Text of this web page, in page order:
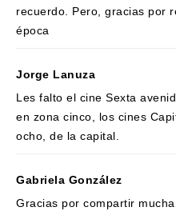
recuerdo. Pero, gracias por
época
Jorge Lanuza
Les falto el cine Sexta
en zona cinco, los cines
ocho, de la capital.
Gabriela González
Gracias por compartir